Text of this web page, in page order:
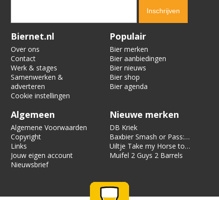
Verification code:
Biernet.nl
Over ons
Contact
Werk & stages
Samenwerken &
adverteren
Cookie instellingen
Populair
Bier merken
Bier aanbiedingen
Bier nieuws
Bier shop
Bier agenda
Algemeen
Algemene Voorwaarden
Copyright
Links
Jouw eigen account
Nieuwsbrief
Nieuwe merken
DB Kriek
Baxbier Smash or Pass:
Strata
Uiltje Take my Horse to
the Hotel Room
Muifel 2 Guys 2 Barrels